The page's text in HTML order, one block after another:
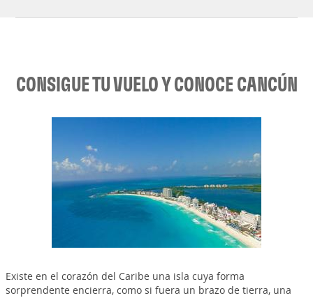
CONSIGUE TU VUELO Y CONOCE CANCÚN
Existe en el corazón del Caribe una isla cuya forma
sorprendente encierra, como si fuera un brazo de tierra, una